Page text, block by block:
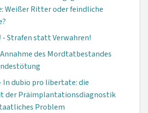
Weißer Ritter oder feindliche
- Strafen statt Verwahren!
des Mordtatbestandes
In dubio pro libertate: die
der Präimplantations­diagnostik
Problem